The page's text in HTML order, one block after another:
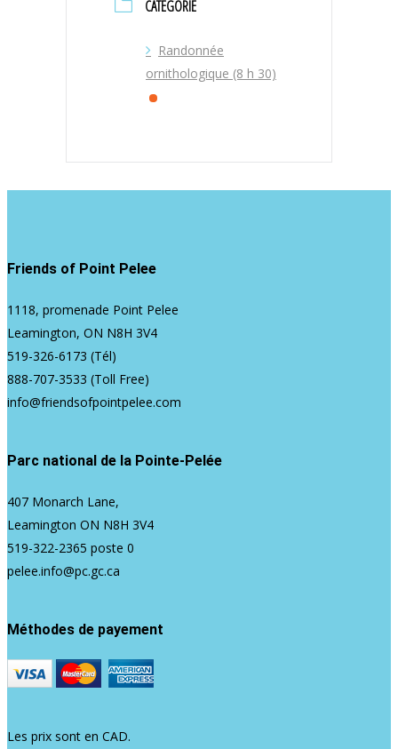
CATÉGORIE
Randonnée
ornithologique (8 h 30)
Friends of Point Pelee
1118, promenade Point Pelee
Leamington, ON N8H 3V4
519-326-6173 (Tél)
888-707-3533 (Toll Free)
info@friendsofpointpelee.com
Parc national de la Pointe-Pelée
407 Monarch Lane,
Leamington ON N8H 3V4
519-322-2365 poste 0
pelee.info@pc.gc.ca
Méthodes de payement
Les prix sont en CAD.